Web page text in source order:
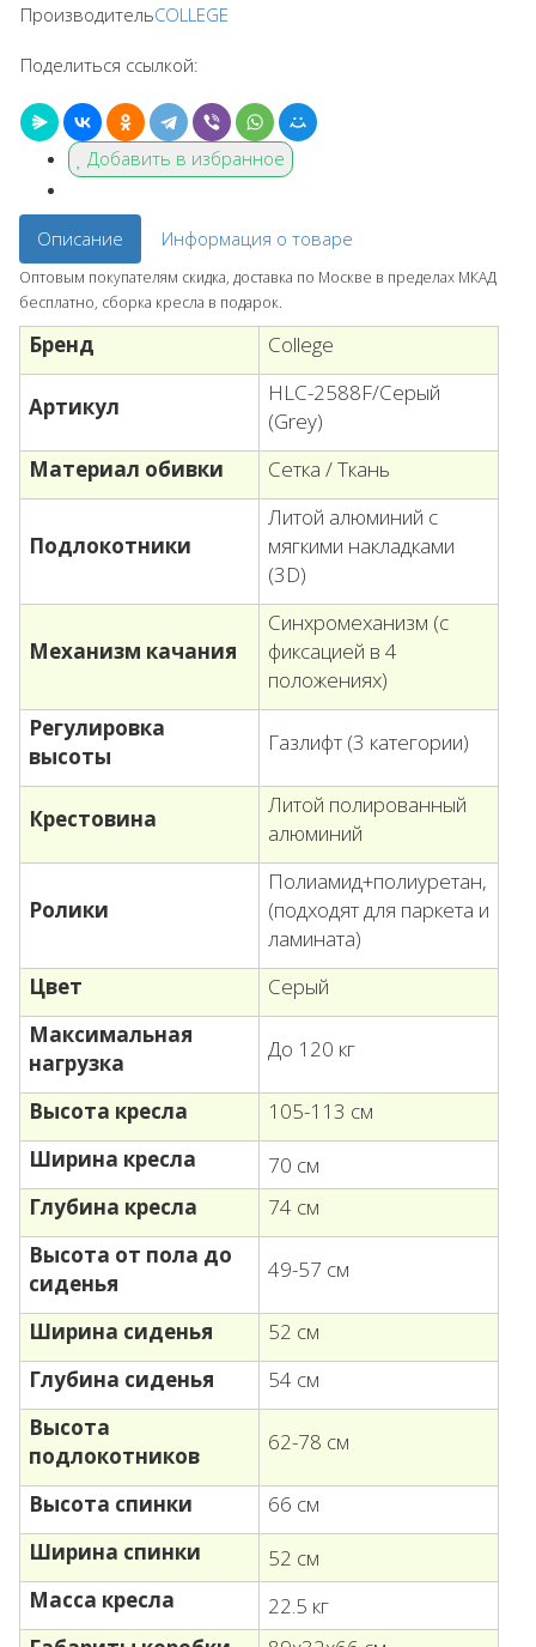
ПроизводительCOLLEGE
Поделиться ссылкой:
Добавить в избранное
Описание Информация о товаре
Оптовым покупателям скидка, доставка по Москве в пределах МКАД
бесплатно, сборка кресла в подарок.
Бренд College
Артикул
HLC-2588F/Серый
(Grey)
Материал обивки
Сетка / Ткань
Подлокотники
Литой алюминий с
мягкими накладками
(3D)
Механизм качания
Синхромеханизм (с
фиксацией в 4
положениях)
Регулировка
высоты
Газлифт (3 категории)
Крестовина
Литой полированный
алюминий
Ролики
Полиамид+полиуретан,
(подходят для паркета и
ламината)
Цвет
Серый
Максимальная
нагрузка
До 120 кг
Высота кресла
105-113 см
Ширина кресла
70 см
Глубина кресла
74 см
Высота от пола до
сиденья
49-57 см
Ширина сиденья
52 см
Глубина сиденья
54 см
Высота
подлокотников
62-78 см
Высота спинки
66 см
Ширина спинки
52 см
Масса кресла
22.5 кг